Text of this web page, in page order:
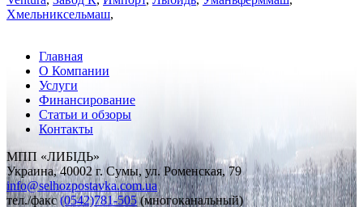
Хмельниксельмаш,
Главная
О Компании
Услуги
Финансирование
Статьи и обзоры
Контакты
МПП «ЛИБІДЬ»
Украина, 40002 г. Сумы, ул. Роменская, 79
info@selhozpostavka.com.ua
тел./факс (0542)781-505 (многоканальный)